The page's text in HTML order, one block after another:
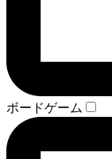
ボードゲーム